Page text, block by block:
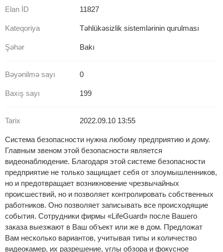
Elan İD 11827
Kateqoriya Təhlükəsizlik sistemlərinin qurulması
Şəhər Bakı
Bəyənilmə sayı 0
Baxış sayı 199
Tarix 2022.09.10 13:55
Система безопасности нужна любому предприятию и дому.
Главным звеном этой безопасности является
видеонаблюдение. Благодаря этой системе безопасности
предприятие не только защищает себя от злоумышленников,
но и предотвращает возникновение чрезвычайных
происшествий, но и позволяет контролировать собственных
работников. Оно позволяет записывать все происходящие
события. Сотрудники фирмы «LifeGuard» после Вашего
заказа выезжают в Ваш объект или же в дом. Предложат
Вам несколько вариантов, учитывая типы и количество
видеокамер, их разрешение, углы обзора и фокусное